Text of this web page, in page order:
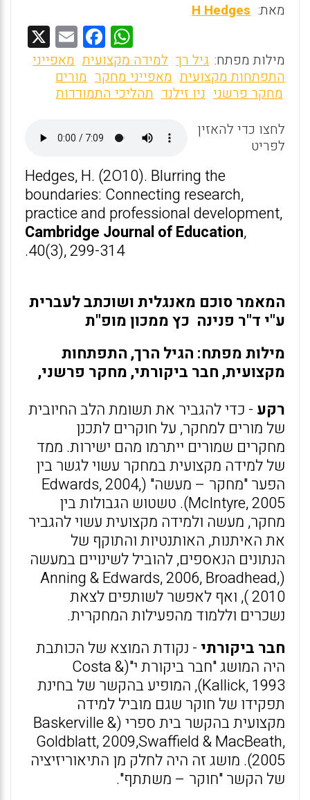
מאת: H Hedges
W
h
at
s
A
p
p
F
a
ce
b
o
o
k
E
m מילות מפתח: גיל רך למידה מקצועית מאפייני
התפתחות מקצועית מאפייני מחקר מורים
מחקר פרשני ניו זילנד תהליכי התמודדות
לחצו כדי להאזין
לפריט
Hedges, H. (2O10). Blurring the
boundaries: Connecting research,
practice and professional development,
Cambridge Journal of Education,
40(3), 299-314.
המאמר סוכם מאנגלית ושוכתב לעברית
ע"י ד"ר פנינה כץ ממכון מופ"ת
מילות מפתח: הגיל הרך, התפתחות
מקצועית, חבר ביקורתי, מחקר פרשני,
רקע - כדי להגביר את תשומת הלב החיובית
של מורים למחקר, על חוקרים לתכנן
מחקרים שמורים ייתרמו מהם ישירות. ממד
של למידה מקצועית במחקר עשוי לגשר בין
הפער "מחקר – מעשה" (Edwards, 2004,
McIntyre, 2005). טשטוש הגבולות בין
מחקר, מעשה ולמידה מקצועית עשוי להגביר
את האיתנות, האותנטיות והתוקף של
הנתונים הנאספים, להוביל לשינויים במעשה
(Anning & Edwards, 2006, Broadhead,
2010 ), ואף לאפשר לשותפים לצאת
נשכרים וללמוד מהפעילות המחקרית.
חבר ביקורתי - נקודת המוצא של הכותבת
היה המושג "חבר ביקורת י"(Costa &
Kallick, 1993), המופיע בהקשר של בחינת
תפקידו של חוקר שגם מוביל למידה
מקצועית בהקשר בית ספרי (Baskerville &
Goldblatt, 2009,Swaffield & MacBeath,
2005). מושג זה היה לחלק מן התיאוריזיציה
של הקשר "חוקר – משתתף".